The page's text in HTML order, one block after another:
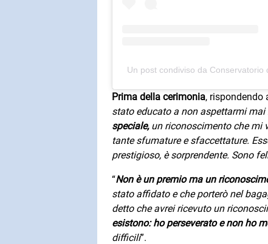
Un post condiviso da
Prima della cerimonia, rispondendo
stato educato a non aspettarmi mai
speciale,un riconoscimento che mi
tante sfumature e sfaccettature.
prestigioso, è sorprendente. Sono
“Non è un premio ma un
stato affidato e che porterò nel
detto che avrei ricevuto un
esistono: ho perseverato e non ho
difficili”.